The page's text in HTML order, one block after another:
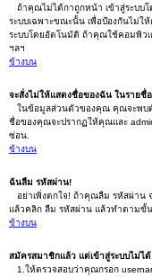
ถ้าคุณไม่ได้กาถูกหน้า เข้าสู่ระบบ
ระบบเฉพาะขณะนั้น เพื่อป้องกันไม่
ระบบโดยอัตโนมัติ ถ้าคุณใช้คอมพิวเ
ฯลฯ
ข้างบน
จะสั่งไม่ให้แสดงชื่อของฉัน ในรายชื่
ในข้อมูลส่วนตัวของคุณ คุณจะพบตั
ชื่อของคุณจะปรากฏให้คุณและ
ซ่อน.
ข้างบน
ฉันลืม รหัสผ่าน!
อย่าเพิ่งตกใจ! ถ้าคุณลืม รหัสผ่าน
แล้วคลิก ลืม รหัสผ่าน แล้วทำตามขั้น
ข้างบน
สมัครสมาชิกแล้ว แต่เข้าสู่ระบบไม่ไ
1.ให้ตรวจสอบว่าคุณกรอก